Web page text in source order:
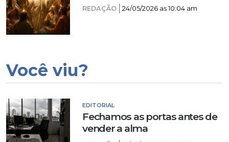
REDAÇÃO 24/05/2026 as 10:04 am
Você viu?
EDITORIAL
Fechamos as portas antes de
vender a alma